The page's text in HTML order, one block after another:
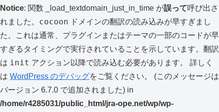
Notice: 関数 _load_textdomain_just_in_time が誤って呼び出さ
れました。 cocoon ドメインの翻訳の読み込みが早すぎまし
た。これは通常、プラグインまたはテーマの一部のコードが早
すぎるタイミングで実行されていることを示しています。翻訳
は init アクション以降で読み込む必要があります。 詳しく
は WordPress のデバッグをご覧ください。 (このメッセージは
バージョン 6.7.0 で追加されました) in
/home/r4285031/public_html/jra-ope.net/wp/wp-